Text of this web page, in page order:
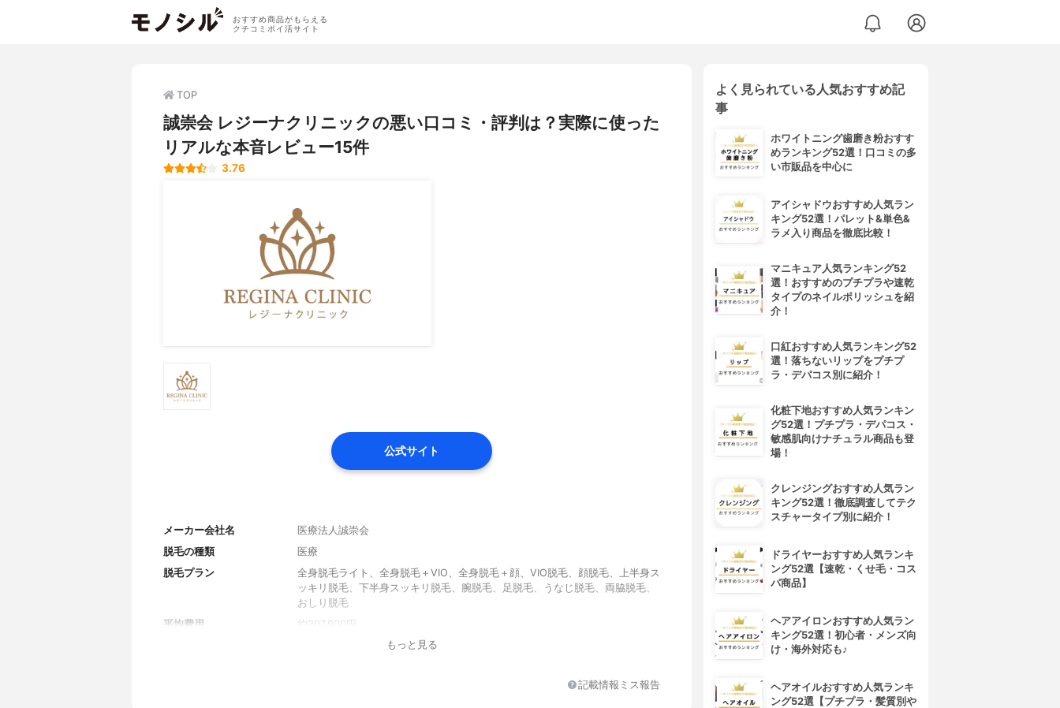
おすすめ商品がもらえる
クチコミポイ活サイト
TOP
誠崇会 レジーナクリニックの悪い口コミ・評判は？実際に使った
リアルな本音レビュー15件
3.76
公式サイト
メーカー会社名
医療法人誠崇会
脱毛の種類
医療
脱毛プラン
全身脱毛ライト、全身脱毛＋VIO、全身脱毛＋顔、VIO脱毛、顔脱毛、上半身ス
ッキリ脱毛、下半身スッキリ脱毛、腕脱毛、足脱毛、うなじ脱毛、両脇脱毛、
おしり脱毛
平均費用
約207,900円
紹介割、キャッシュレス決済割
もっと見る
記載情報ミス報告
よく見られている人気おすすめ記
事
ホワイトニング歯磨き粉おすす
めランキング52選！口コミの多
い市販品を中心に
アイシャドウおすすめ人気ラン
キング52選！パレット&単色&
ラメ入り商品を徹底比較！
マニキュア人気ランキング52
選！おすすめのプチプラや速乾
タイプのネイルポリッシュを紹
介！
口紅おすすめ人気ランキング52
選！落ちないリップをプチプ
ラ・デパコス別に紹介！
化粧下地おすすめ人気ランキン
グ52選！プチプラ・デパコス・
敏感肌向けナチュラル商品も登
場！
クレンジングおすすめ人気ラン
キング52選！徹底調査してテク
スチャータイプ別に紹介！
ドライヤーおすすめ人気ランキ
ング52選【速乾・くせ毛・コス
パ商品】
ヘアアイロンおすすめ人気ラン
キング52選！初心者・メンズ向
け・海外対応も♪
ヘアオイルおすすめ人気ランキ
ング52選【プチプラ・髪質別や